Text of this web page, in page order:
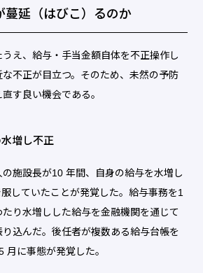
蔓延（はびこ）るのか
え、給与・手当金額自体を不正操作し
不正が目立つ。そのため、未然の予防
す良い機会である。
増し不正
施設長が10 年間、自身の給与を水増し
していたことが発覚した。給与事務を1
り水増しした給与を金融機関を通じて
込んだ。後任者が複数ある給与台帳を
月に事態が発覚した。